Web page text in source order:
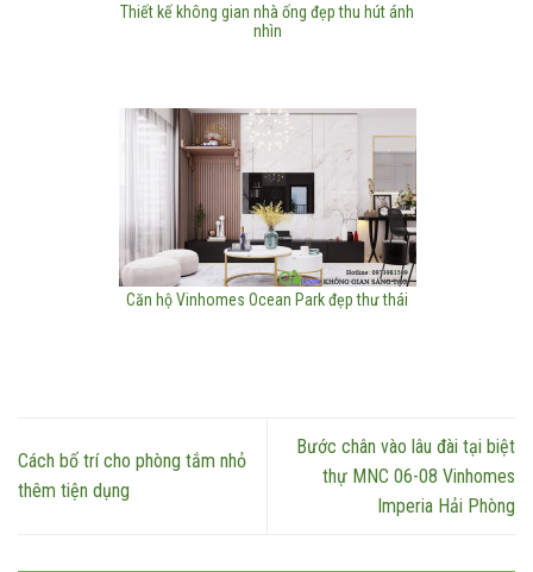
Thiết kế không gian nhà ống đẹp thu hút ánh
nhìn
Căn hộ Vinhomes Ocean Park đẹp thư thái
Cách bố trí cho phòng tắm nhỏ
thêm tiện dụng
Bước chân vào lâu đài tại biệt
thự MNC 06-08 Vinhomes
Imperia Hải Phòng